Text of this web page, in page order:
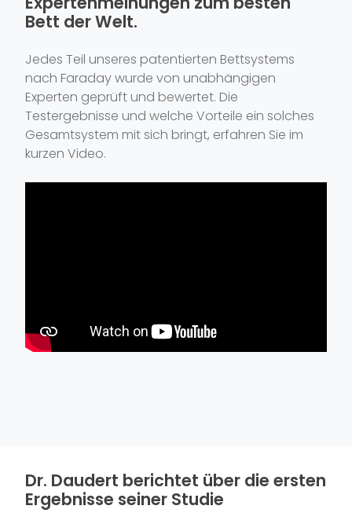
Bett der Welt.
Jedes Teil unseres patentierten Bettsystems
nach Faraday wurde von unabhängigen
Experten geprüft und bewertet. Die
Testergebnisse und welche Vorteile ein solches
Gesamtsystem mit sich bringt, erfahren Sie im
kurzen Video.
Dr. Daudert berichtet über die ersten
Ergebnisse seiner Studie